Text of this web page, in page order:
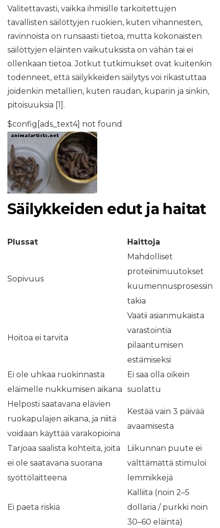
Valitettavasti, vaikka ihmisille tarkoitettujen
tavallisten säilöttyjen ruokien, kuten vihannesten,
ravinnoista on runsaasti tietoa, mutta kokonaisten
säilöttyjen eläinten vaikutuksista on vähän tai ei
ollenkaan tietoa. Jotkut tutkimukset ovat kuitenkin
todenneet, että säilykkeiden säilytys voi rikastuttaa
joidenkin metallien, kuten raudan, kuparin ja sinkin,
pitoisuuksia [1].
$config[ads_text4] not found
Säilykkeiden edut ja haitat
Plussat Haittoja
Sopivuus
Mahdolliset
proteiinimuutokset
kuumennusprosessin
takia
Hoitoa ei tarvita
Vaatii asianmukaista
varastointia
pilaantumisen
estämiseksi
Ei ole uhkaa ruokinnasta
eläimelle nukkumisen aikana
Ei saa olla oikein
suolattu
Helposti saatavana elävien
ruokapulajen aikana, ja niitä
voidaan käyttää varakopioina
Kestää vain 3 päivää
avaamisesta
Tarjoaa saalista kohteita, joita
ei ole saatavana suorana
syöttölaitteena
Liikunnan puute ei
välttämättä stimuloi
lemmikkejä
Ei paeta riskiä
Kalliita (noin 2–5
dollaria / purkki noin
30–60 eläintä)